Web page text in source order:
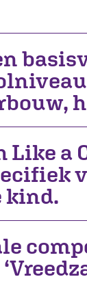
Like a
kind.